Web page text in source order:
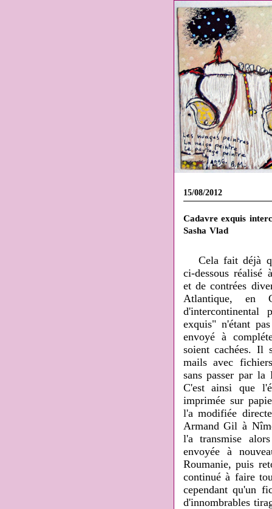
15/08/2012
Cadavre exquis
Sasha Vlad
Cela fait déjà
ci-dessousréalisé
et de contrées
Atlantique, en
d'intercontinental
exquis" n'étant
envoyé à
soient cachées. Il
mails avec
sans passer par la
C'est ainsi que
imprimée sur
l'a modifiée
Armand Gil à
l'a transmise
envoyée à
Roumanie, puis
continué à faire
cependant qu'un
d'innombrables